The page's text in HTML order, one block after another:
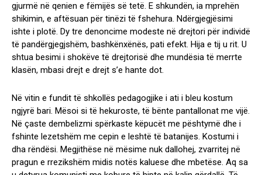
gjurmë në qenien e fëmijës së tetë. E shkundën, ia mprehën
shikimin, e aftësuan për tinëzi të fshehura. Ndërgjegjësimi
ishte i plotë. Dy tre denoncime modeste në drejtori për individë
të pandërgjegjshëm, bashkënxënës, pati efekt. Hija e tij u rit. U
shtua besimi i shokëve të drejtorisë dhe mundësia të merrte
klasën, mbasi drejt e drejt s’e hante dot.
Në vitin e fundit të shkollës pedagogjike i ati i bleu kostum
ngjyrë bari. Mësoi si të hekuroste, të bënte pantallonat me vijë.
Në çaste dembelizmi spërkaste këpucët me pështymë dhe i
fshinte lezetshëm me cepin e leshtë të batanijes. Kostumi i
dha rëndësi. Megjithëse në mësime nuk dallohej, zvarritej në
pragun e rrezikshëm midis notës kaluese dhe mbetëse. Aq sa